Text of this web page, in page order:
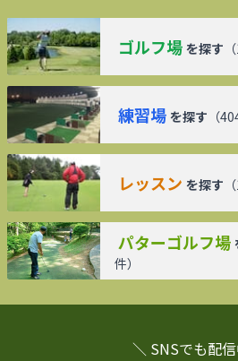
ゴルフ場 を探す （
練習場 を探す （
レッスン を探す （
パターゴルフ場
件）
＼ SNSでも配